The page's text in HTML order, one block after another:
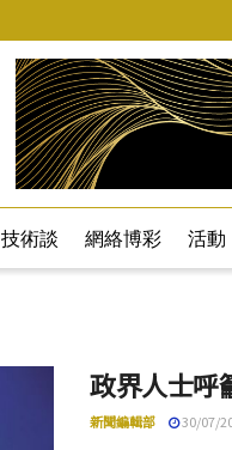
技術談 網絡博彩 活動
政界人士呼
新聞編輯部 30/07/